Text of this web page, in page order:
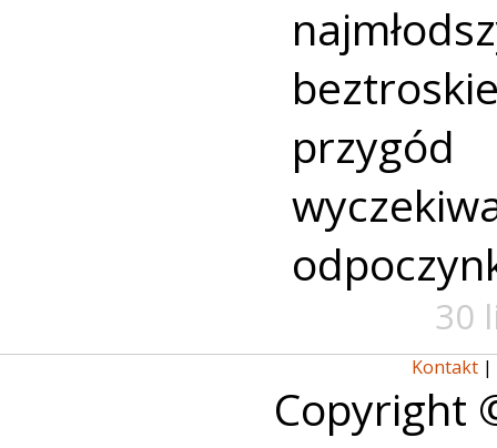
30
Kontakt |
Copyright